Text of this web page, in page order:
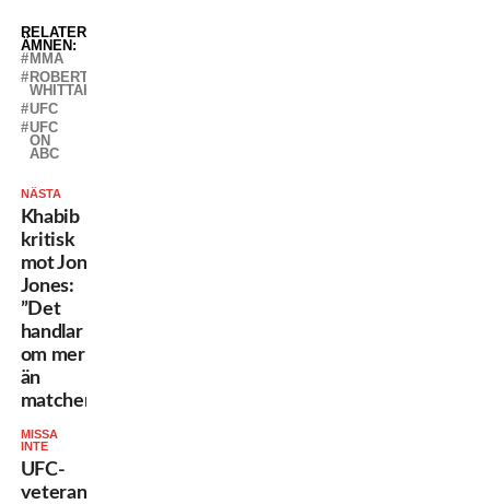
RELATERADE
ÄMNEN:
MMA
ROBERT
WHITTAKER
UFC
UFC
ON
ABC
NÄSTA
Khabib
kritisk
mot Jon
Jones:
”Det
handlar
om mer
än
matcher”
MISSA
INTE
UFC-
veteranen